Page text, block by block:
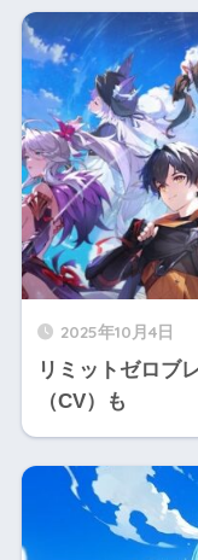
2025年10月4日
リミットゼロブ
（CV）も